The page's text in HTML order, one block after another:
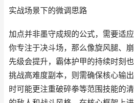
实战场景下的微调思路
加点并非墨守成规的公式，需要适
你专注于决斗场，那么像旋风腿、
先级会提升，霸体护甲的持续时刻
挑战高难度副本，则需确保核心输
时可能更注重破碎拳等范围技能的